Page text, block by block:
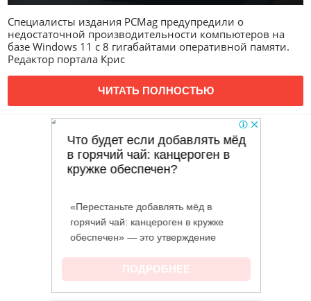
Специалисты издания PCMag предупредили о
недостаточной производительности компьютеров на
базе Windows 11 с 8 гигабайтами оперативной памяти.
Редактор портала Крис
ЧИТАТЬ ПОЛНОСТЬЮ